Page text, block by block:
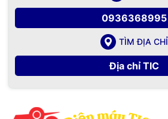
0936368995
TÌM ĐỊA CHỈ
Địa chỉ TIC